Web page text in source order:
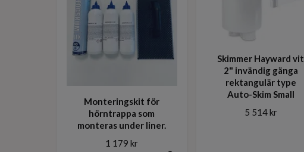
Monteringskit för
hörntrappa som
monteras under liner.
1 179 kr
Skimmer Hayward vit
2" invändig gänga
rektangulär type
Auto-Skim Small
5 514 kr